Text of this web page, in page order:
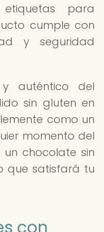
para
cumple con
y seguridad
auténtico del
sin gluten en
como un
momento del
un chocolate sin
que satisfará tu